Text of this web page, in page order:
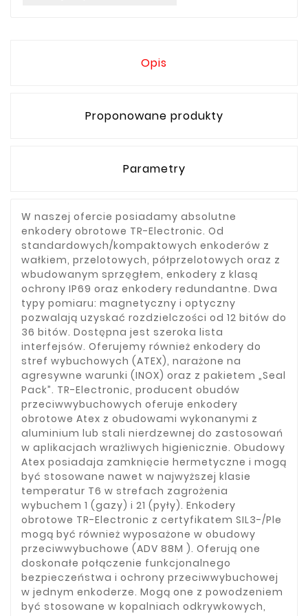
Opis
Proponowane produkty
Parametry
W naszej ofercie posiadamy absolutne
enkodery obrotowe TR-Electronic. Od
standardowych/kompaktowych enkoderów z
wałkiem, przelotowych, półprzelotowych oraz z
wbudowanym sprzęgłem, enkodery z klasą
ochrony IP69 oraz enkodery redundantne. Dwa
typy pomiaru: magnetyczny i optyczny
pozwalają uzyskać rozdzielczości od 12 bitów do
36 bitów. Dostępna jest szeroka lista
interfejsów. Oferujemy również enkodery do
stref wybuchowych (ATEX), narażone na
agresywne warunki (INOX) oraz z pakietem „Seal
Pack”. TR-Electronic, producent obudów
przeciwwybuchowych oferuje enkodery
obrotowe Atex z obudowami wykonanymi z
aluminium lub stali nierdzewnej do zastosowań
w aplikacjach wrażliwych higienicznie. Obudowy
Atex posiadaja zamknięcie hermetyczne i mogą
być stosowane nawet w najwyższej klasie
temperatur T6 w strefach zagrożenia
wybuchem 1 (gazy) i 21 (pyły). Enkodery
obrotowe TR-Electronic z certyfikatem SIL3-/Ple
mogą być również wyposażone w obudowy
przeciwwybuchowe (ADV 88M ). Oferują one
doskonałe połączenie funkcjonalnego
bezpieczeństwa i ochrony przeciwwybuchowej
w jednym enkoderze. Mogą one z powodzeniem
być stosowane w kopalniach odkrywkowych,